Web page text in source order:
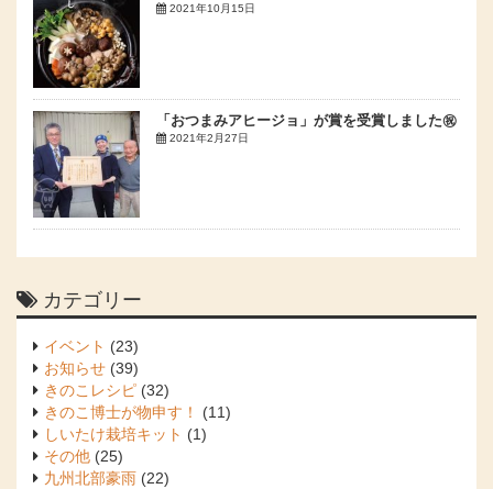
2021年10月15日
「おつまみアヒージョ」が賞を受賞しました㊗
2021年2月27日
カテゴリー
イベント (23)
お知らせ (39)
きのこレシピ (32)
きのこ博士が物申す！
(11)
しいたけ栽培キット (1)
その他 (25)
九州北部豪雨 (22)